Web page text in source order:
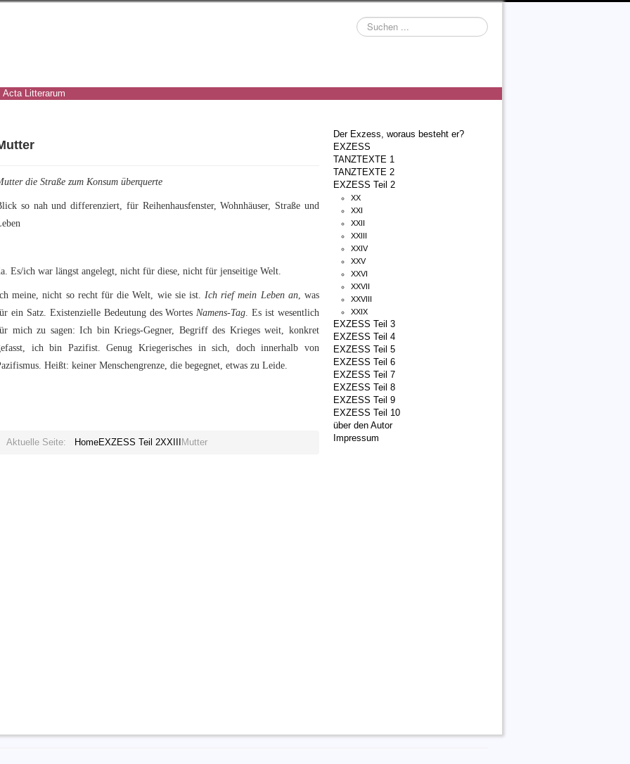
Suchen
...
Acta Litterarum
die Straße zum Konsum überquerte
so nah und differenziert, für Reihenhausfenster, Wohnhäuser, Straße und
Es/ich war längst angelegt, nicht für diese, nicht für jenseitige Welt.
meine, nicht so recht für die Welt, wie sie ist. Ich rief mein Leben an, was
ein Satz. Existenzielle Bedeutung des Wortes Namens-Tag . Es ist wesentlich
mich zu sagen: Ich bin Kriegs-Gegner, Begriff des Krieges weit, konkret
ich bin Pazifist. Genug Kriegerisches in sich, doch innerhalb von
Heißt: keiner Menschengrenze, die begegnet, etwas zu Leide.
Aktuelle Seite: HomeEXZESS Teil 2XXIII Mutter
Der Exzess, woraus besteht er?
EXZESS
TANZTEXTE 1
TANZTEXTE 2
EXZESS Teil 2
XX
XXI
XXII
XXIII
XXIV
XXV
XXVI
XXVII
XXVIII
XXIX
EXZESS Teil 3
EXZESS Teil 4
EXZESS Teil 5
EXZESS Teil 6
EXZESS Teil 7
EXZESS Teil 8
EXZESS Teil 9
EXZESS Teil 10
über den Autor
Impressum